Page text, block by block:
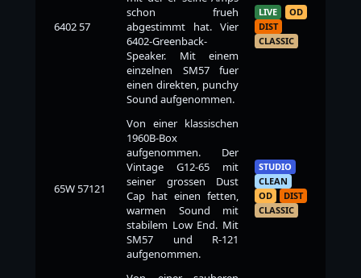
6402 57
schon frueh
abgestimmt hat. Vier
6402-Greenback-
Speaker. Mit einem
einzelnen SM57 fuer
einen direkten, punchy
Sound aufgenommen.
LIVE
OD
DIST
CLASSIC
65W 57121
Von einer klassischen
1960B-Box
aufgenommen. Der
Vintage G12-65 mit
seiner grossen Dust
Cap hat einen fetten,
warmen Sound mit
stabilem Low End. Mit
SM57 und R-121
aufgenommen.
STUDIO
CLEAN
OD
DIST
CLASSIC